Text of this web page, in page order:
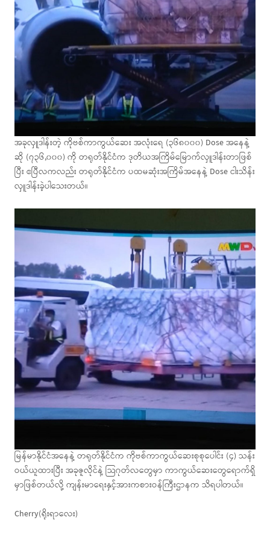
အခုလှူဒါန်းတဲ့ ကိုဗစ်ကာကွယ်ဆေး အလုံးရေ (၃၆၈၀၀၀) Dose အနေနဲ့
ဆို (၇၃၆,၀၀၀) ကို တရုတ်နိုင်ငံက ဒုတိယအကြိမ်မြောက်လှူဒါန်းတာဖြစ်
ပြီး ဧပြီလကလည်း တရုတ်နိုင်ငံက ပထမဆုံးအကြိမ်အနေနဲ့ Dose ငါးသိန်း
လှူဒါန်းခဲ့ပါသေးတယ်။
မြန်မာနိုင်ငံအနေနဲ့ တရုတ်နိုင်ငံက ကိုဗစ်ကာကွယ်ဆေးစုစုပေါင်း (၄) သန်း
ဝယ်ယူထားပြီး အခုဇူလိုင်နဲ့ သြဂုတ်လတွေမှာ ကာကွယ်ဆေးတွေရောက်ရှိ
မှာဖြစ်တယ်လို့ ကျန်းမာရေးနှင့်အားကစားဝန်ကြီးဌာနက သိရပါတယ်။
Cherry(ရိုးရာလေး)